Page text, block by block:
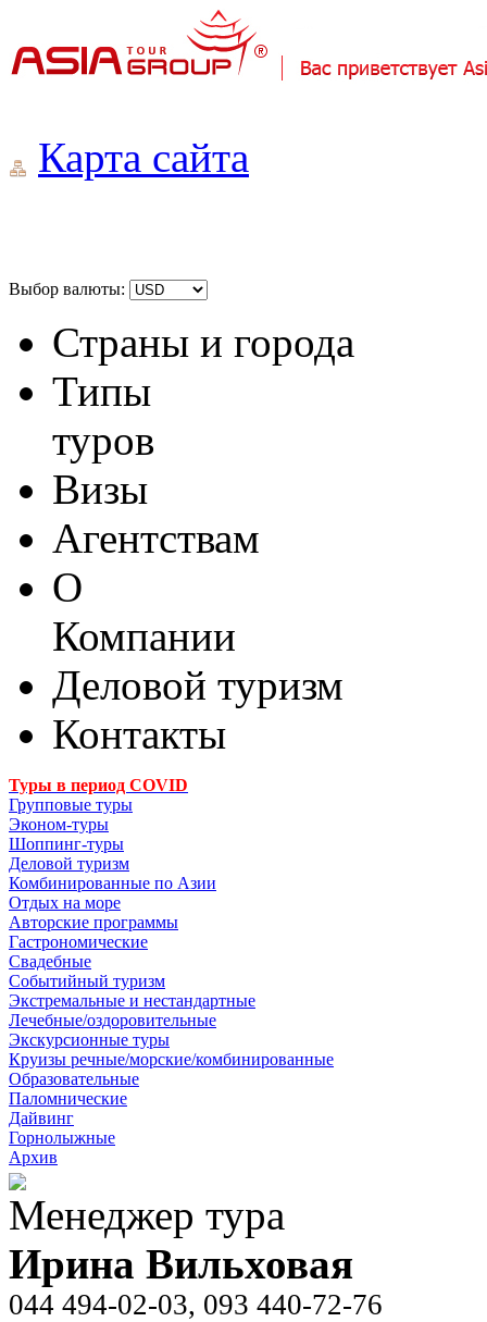
Карта сайта
Выбор валюты:
Страны и города
Типы
туров
Визы
Агентствам
О
Компании
Деловой туризм
Контакты
Туры в период COVID
Групповые туры
Эконом-туры
Шоппинг-туры
Деловой туризм
Комбинированные по Азии
Отдых на море
Авторские программы
Гастрономические
Свадебные
Событийный туризм
Экстремальные и нестандартные
Лечебные/оздоровительные
Экскурсионные туры
Круизы речные/морские/комбинированные
Образовательные
Паломнические
Дайвинг
Горнолыжные
Архив
Менеджер тура
Ирина Вильховая
044 494-02-03, 093 440-72-76